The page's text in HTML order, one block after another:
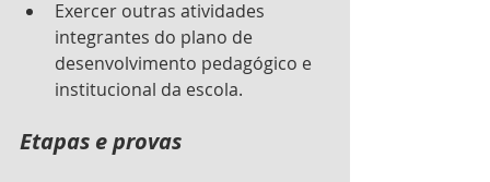
Exercer outras atividades
integrantes do plano de
desenvolvimento pedagógico e
institucional da escola.
Etapas e provas